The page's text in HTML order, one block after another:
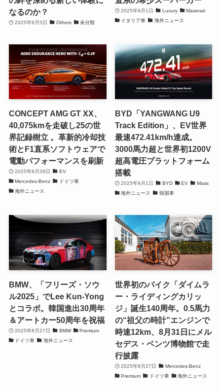
なるのか？
2025年9月5日 Others 未分類
2025年9月1日 Luxury
Maserati
イタリア車
海外ニュース
CONCEPT AMG GT XX、
40,075kmを走破し25の世
界記録樹立 。革新的冷却技
術とF1直系ソフトウェアで
電動パフォーマンスを刷新
2025年8月28日
EV
Mercedes-Benz
ドイツ車
海外ニュース
BYD「YANGWANG U9
Track Edition」、EV世界
最速472.41km/h達成。
3000馬力超と世界初1200V
超高電圧プラットフォーム
搭載
2025年9月1日 BYD EV
Mass
海外ニュース
韓国車
BMW、「フリーズ・ソウ
ル2025」でLee Kun-Yong
とコラボ。韓国進出30周年
＆アートカー50周年を祝福
2025年8月27日 BMW
Premium
ドイツ車
海外ニュース
世界初のバイク「ダイムラ
ー・ライディングカリッ
ジ」誕生140周年。0.5馬力
の“祖父の時計”エンジンで
時速12km、8月31日にメル
セデス・ベンツ博物館で走
行披露
2025年8月27日
Mercedes-Benz
Premium
ドイツ車 海外ニュース